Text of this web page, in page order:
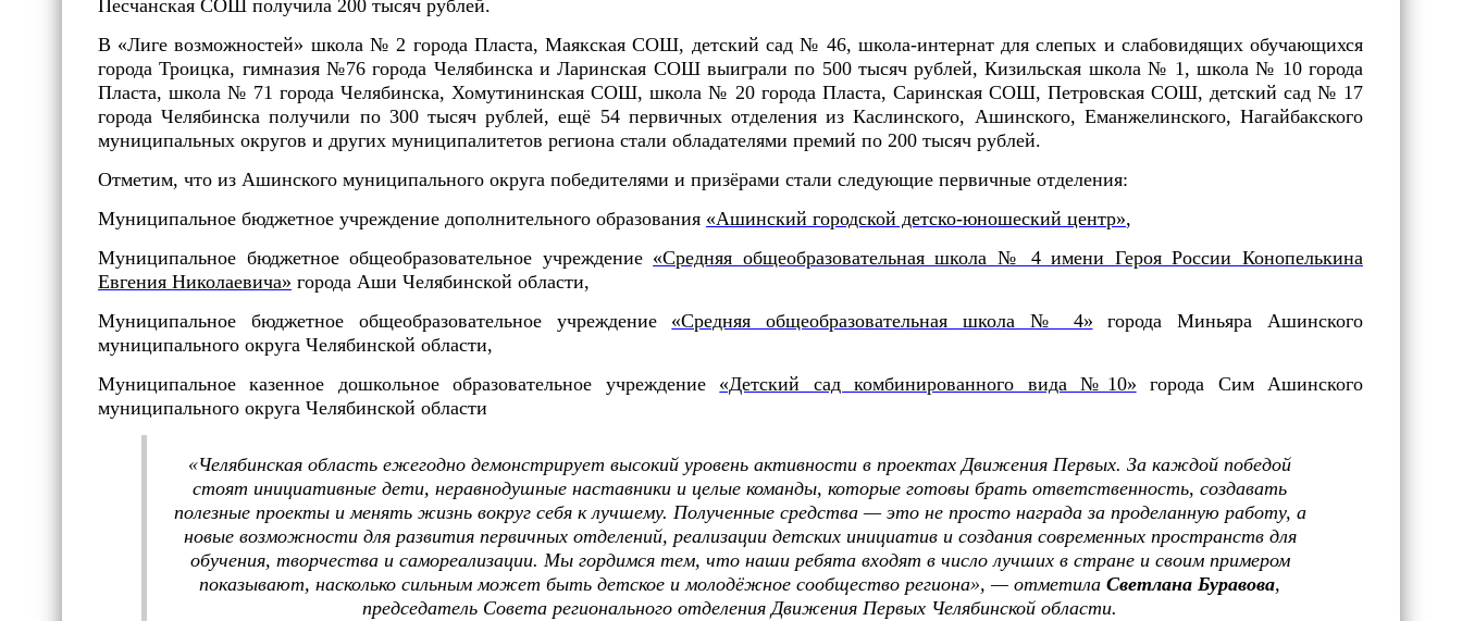
Песчанская СОШ получила 200 тысяч рублей.
В «Лиге возможностей» школа № 2 города Пласта, Маякская СОШ, детский сад № 46, школа-интернат для слепых и слабовидящих обучающихся
города Троицка, гимназия №76 города Челябинска и Ларинская СОШ выиграли по 500 тысяч рублей, Кизильская школа № 1, школа № 10 города
Пласта, школа № 71 города Челябинска, Хомутининская СОШ, школа № 20 города Пласта, Саринская СОШ, Петровская СОШ, детский сад № 17
города Челябинска получили по 300 тысяч рублей, ещё 54 первичных отделения из Каслинского, Ашинского, Еманжелинского, Нагайбакского
муниципальных округов и других муниципалитетов региона стали обладателями премий по 200 тысяч рублей.
Отметим, что из Ашинского муниципального округа победителями и призёрами стали следующие первичные отделения:
Муниципальное бюджетное учреждение дополнительного образования «Ашинский городской детско-юношеский центр»,
Муниципальное бюджетное общеобразовательное учреждение «Средняя общеобразовательная школа № 4 имени Героя России Конопелькина
Евгения Николаевича» города Аши Челябинской области,
Муниципальное бюджетное общеобразовательное учреждение «Средняя общеобразовательная школа № 4» города Миньяра Ашинского
муниципального округа Челябинской области,
Муниципальное казенное дошкольное образовательное учреждение «Детский сад комбинированного вида №10» города Сим Ашинского
муниципального округа Челябинской области
«Челябинская область ежегодно демонстрирует высокий уровень активности в проектах Движения Первых. За каждой победой
стоят инициативные дети, неравнодушные наставники и целые команды, которые готовы брать ответственность, создавать
полезные проекты и менять жизнь вокруг себя к лучшему. Полученные средства — это не просто награда за проделанную работу, а
новые возможности для развития первичных отделений, реализации детских инициатив и создания современных пространств для
обучения, творчества и самореализации. Мы гордимся тем, что наши ребята входят в число лучших в стране и своим примером
показывают, насколько сильным может быть детское и молодёжное сообщество региона», — отметила Светлана Буравова,
председатель Совета регионального отделения Движения Первых Челябинской области.